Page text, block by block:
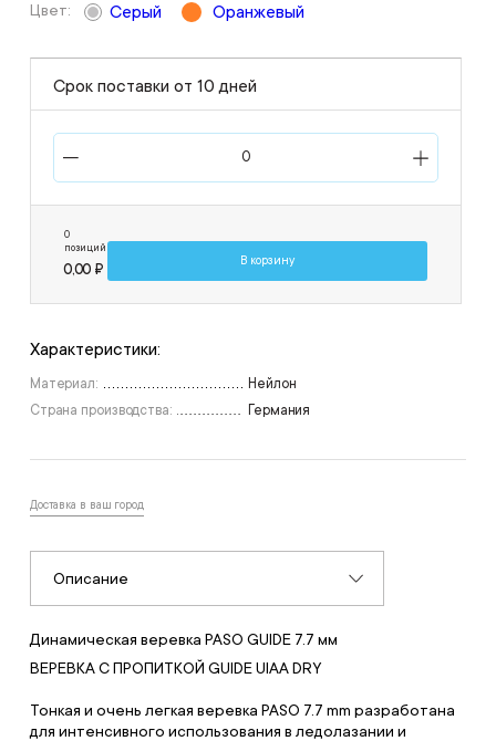
Цвет: Серый Оранжевый
Срок поставки от 10 дней
0
позиций
0,00 ₽
В корзину
Характеристики:
Материал:
Нейлон
Страна производства:
Германия
Доставка в ваш город
Описание
Динамическая веревка PASO GUIDE 7.7 мм
ВЕРЕВКА С ПРОПИТКОЙ GUIDE UIAA DRY
Тонкая и очень легкая веревка PASO 7.7 mm разработана
для интенсивного использования в ледолазании и